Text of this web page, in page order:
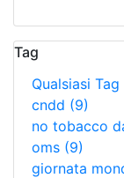
Tag
Qualsiasi Tag
cndd (9)
no tobacco
oms (9)
giornata